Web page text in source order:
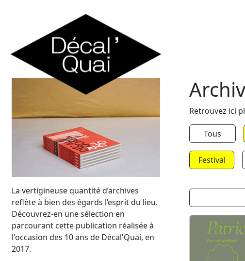
La vertigineuse quantité d’archives
reflète à bien des égards l’esprit du lieu.
Découvrez-en une sélection en
parcourant cette publication réalisée à
l'occasion des 10 ans de Décal'Quai, en
2017.
Retrouvez ici
Tous
Festival